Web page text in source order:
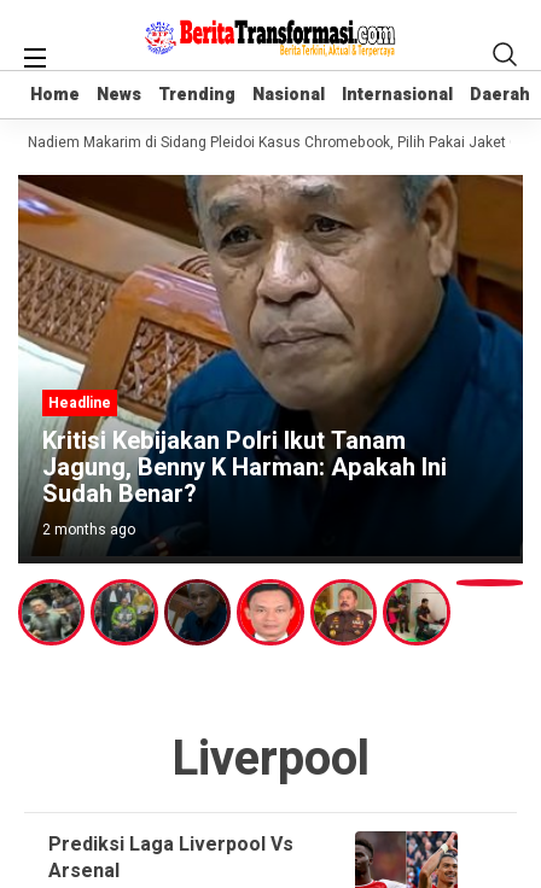
Home News Trending Nasional Internasional Daerah
Home News Trending Nasional Internasional Daerah
Nadiem Makarim di Sidang Pleidoi Kasus Chromebook, Pilih Pakai Jaket
Headline
Kritisi Kebijakan Polri Ikut Tanam
Jagung, Benny K Harman: Apakah Ini
Sudah Benar?
2 months ago
Liverpool
Prediksi Laga Liverpool Vs
Arsenal